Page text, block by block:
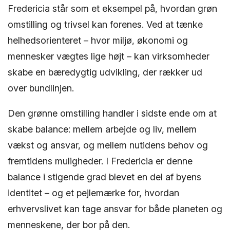
Fredericia står som et eksempel på, hvordan grøn
omstilling og trivsel kan forenes. Ved at tænke
helhedsorienteret – hvor miljø, økonomi og
mennesker vægtes lige højt – kan virksomheder
skabe en bæredygtig udvikling, der rækker ud
over bundlinjen.
Den grønne omstilling handler i sidste ende om at
skabe balance: mellem arbejde og liv, mellem
vækst og ansvar, og mellem nutidens behov og
fremtidens muligheder. I Fredericia er denne
balance i stigende grad blevet en del af byens
identitet – og et pejlemærke for, hvordan
erhvervslivet kan tage ansvar for både planeten og
menneskene, der bor på den.